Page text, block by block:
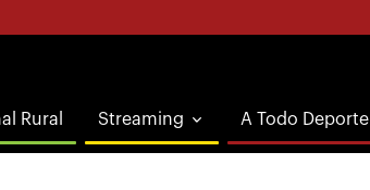
Rural Streaming A Todo Deporte